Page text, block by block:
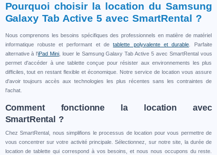
Pourquoi choisir la location du Samsung
Galaxy Tab Active 5 avec SmartRental ?
Nous comprenons les besoins spécifiques des professionnels en matière de matériel
informatique robuste et performant et detablette polyvalente et durable . Parfaite
alternative à l'iPad Mini , louer le Samsung Galaxy Tab Active 5 avec SmartRental vous
permet d'accéder à une tablette conçue pour résister aux environnements les plus
difficiles, tout en restant flexible et économique. Notre service de location vous assure
d'avoir toujours accès aux technologies les plus récentes sans les contraintes de
l'achat.
Comment fonctionne la location avec
SmartRental ?
Chez SmartRental, nous simplifions le processus de location pour vous permettre de
vous concentrer sur votre activité principale. Sélectionnez, sur notre site, la durée de
location de tablette qui correspond à vos besoins, et nous nous occupons du reste.